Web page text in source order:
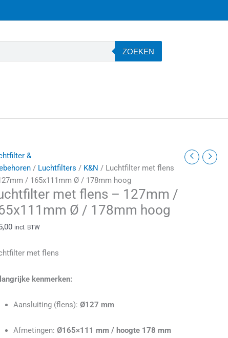
ZOEKEN
&
/ Luchtfilters / K&N / Luchtfilter met flens
/ 165x111mm Ø / 178mm hoog
met flens – 127mm /
Ø / 178mm hoog
incl. BTW
met flens
kenmerken:
Aansluiting (flens): Ø127 mm
Afmetingen: Ø165×111 mm / hoogte 178 mm